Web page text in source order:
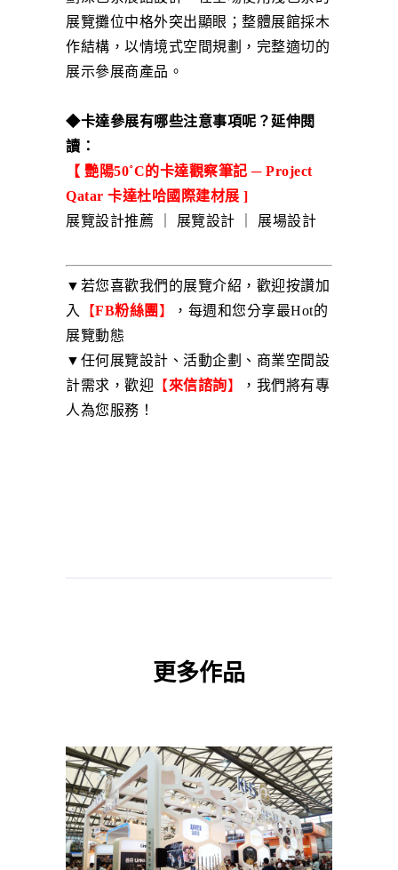
展覽攤位中格外突出顯眼；整體展館採木
作結構，以情境式空間規劃，完整適切的
展示參展商產品。
◆卡達參展有哪些注意事項呢？延伸閱
讀：
【 艷陽50˚C的卡達觀察筆記 ─ Project
Qatar 卡達杜哈國際建材展 ]
展覽設計推薦 ｜ 展覽設計 ｜ 展場設計
▼若您喜歡我們的展覽介紹，歡迎按讚加
入
【FB粉絲團 】
，每週和您分享最Hot的
展覽動態
▼任何展覽設計、活動企劃、商業空間設
計需求，歡迎 【來信諮詢】
，我們將有專
人為您服務！
更多作品